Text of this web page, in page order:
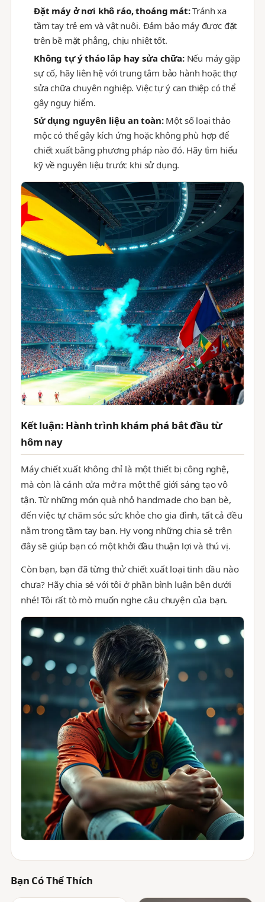
Đặt máy ở nơi khô ráo, thoáng mát:Tránh xa
tầm tay trẻ em và vật nuôi. Đảm bảo máy được đặt
trên bề mặt phẳng, chịu nhiệt tốt.
Không tự ý tháo lắp hay sửa chữa:Nếu máy gặp
sự cố, hãy liên hệ với trung tâm bảo hành hoặc thợ
sửa chữa chuyên nghiệp. Việc tự ý can thiệp có thể
gây nguy hiểm.
Sử dụng nguyên liệu an toàn:Một số loại thảo
mộc có thể gây kích ứng hoặc không phù hợp để
chiết xuất bằng phương pháp nào đó. Hãy tìm hiểu
kỹ về nguyên liệu trước khi sử dụng.
Kết luận: Hành trình khám phá bắt đầu từ
hôm nay
Máy chiết xuất không chỉ là một thiết bị công nghệ,
mà còn là cánh cửa mở ra một thế giới sáng tạo vô
tận. Từ những món quà nhỏ handmade cho bạn bè,
đến việc tự chăm sóc sức khỏe cho gia đình, tất cả đều
nằm trong tầm tay bạn. Hy vọng những chia sẻ trên
đây sẽ giúp bạn có một khởi đầu thuận lợi và thú vị.
Còn bạn, bạn đã từng thử chiết xuất loại tinh dầu nào
chưa? Hãy chia sẻ với tôi ở phần bình luận bên dưới
nhé! Tôi rất tò mò muốn nghe câu chuyện của bạn.
Bạn Có Thể Thích